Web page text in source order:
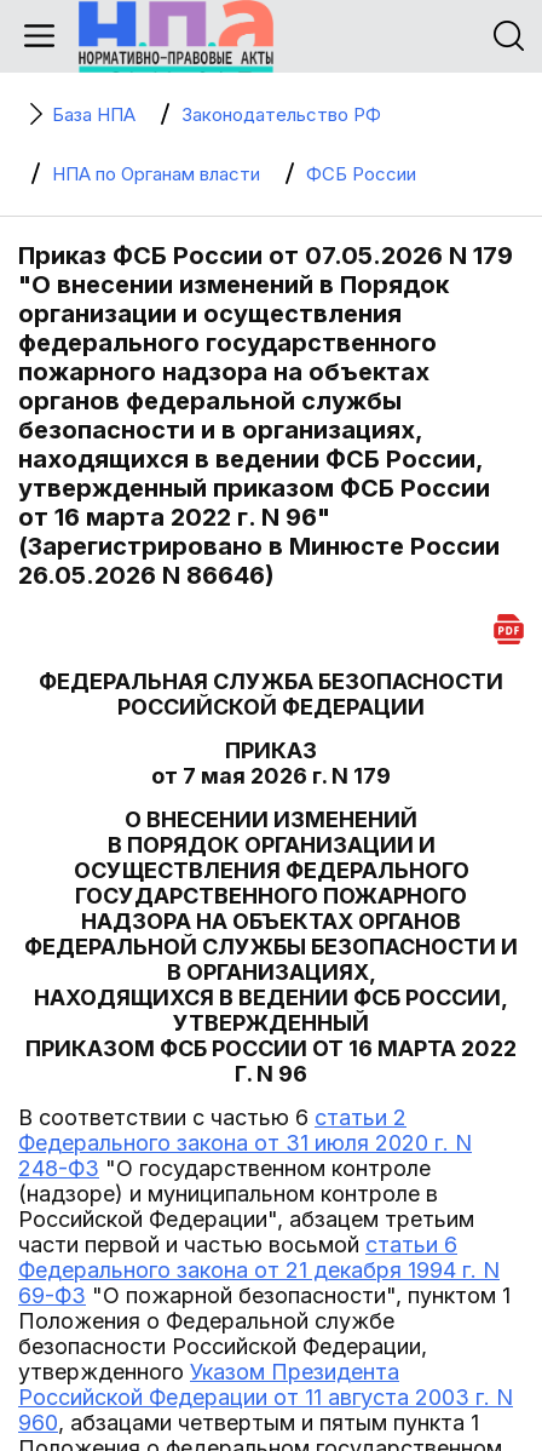
База НПА Законодательство РФ
НПА по Органам власти ФСБ России
Приказ ФСБ России от 07.05.2026 N 179
"О внесении изменений в Порядок
организации и осуществления
федерального государственного
пожарного надзора на объектах
органов федеральной службы
безопасности и в организациях,
находящихся в ведении ФСБ России,
утвержденный приказом ФСБ России
от 16 марта 2022 г. N 96"
(Зарегистрировано в Минюсте России
26.05.2026 N 86646)
ФЕДЕРАЛЬНАЯ СЛУЖБА БЕЗОПАСНОСТИ
РОССИЙСКОЙ ФЕДЕРАЦИИ
ПРИКАЗ
от 7 мая 2026 г. N 179
О ВНЕСЕНИИ ИЗМЕНЕНИЙ
В ПОРЯДОК ОРГАНИЗАЦИИ И
ОСУЩЕСТВЛЕНИЯ ФЕДЕРАЛЬНОГО
ГОСУДАРСТВЕННОГО ПОЖАРНОГО
НАДЗОРА НА ОБЪЕКТАХ ОРГАНОВ
ФЕДЕРАЛЬНОЙ СЛУЖБЫ БЕЗОПАСНОСТИ И
В ОРГАНИЗАЦИЯХ,
НАХОДЯЩИХСЯ В ВЕДЕНИИ ФСБ РОССИИ,
УТВЕРЖДЕННЫЙ
ПРИКАЗОМ ФСБ РОССИИ ОТ 16 МАРТА 2022
Г. N 96
В соответствии с частью 6 статьи 2
Федерального закона от 31 июля 2020 г. N
248-ФЗ "О государственном контроле
(надзоре) и муниципальном контроле в
Российской Федерации", абзацем третьим
части первой и частью восьмой статьи 6
Федерального закона от 21 декабря 1994 г. N
69-ФЗ "О пожарной безопасности", пунктом 1
Положения о Федеральной службе
безопасности Российской Федерации,
утвержденного Указом Президента
Российской Федерации от 11 августа 2003 г. N
960, абзацами четвертым и пятым пункта 1